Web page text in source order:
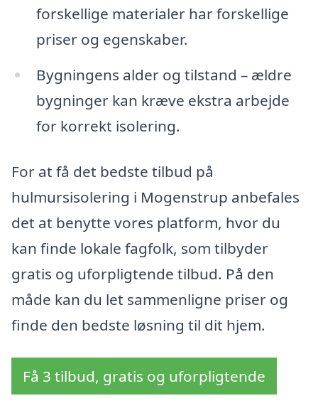
forskellige materialer har forskellige
priser og egenskaber.
Bygningens alder og tilstand – ældre
bygninger kan kræve ekstra arbejde
for korrekt isolering.
For at få det bedste tilbud på
hulmursisolering i Mogenstrup anbefales
det at benytte vores platform, hvor du
kan finde lokale fagfolk, som tilbyder
gratis og uforpligtende tilbud. På den
måde kan du let sammenligne priser og
finde den bedste løsning til dit hjem.
Få 3 tilbud, gratis og uforpligtende